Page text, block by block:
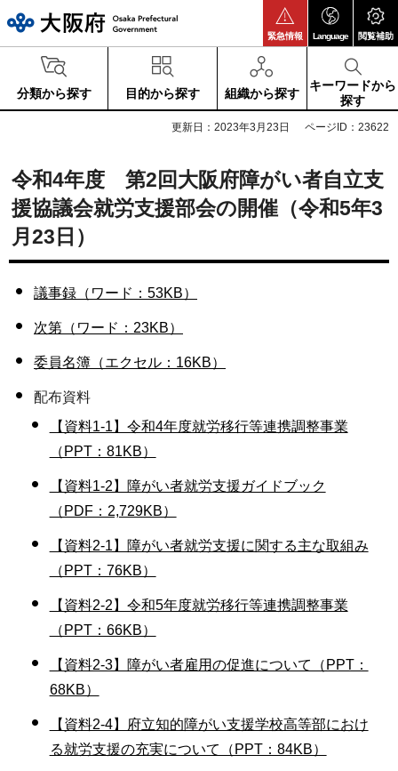
緊急情報 Language 閲覧補助
分類から探す 目的から探す 組織から探す
キーワードから
探す
更新日：2023年3月23日 ページID：23622
令和4年度 第2回大阪府障がい者自立支
援協議会就労支援部会の開催（令和5年3
月23日）
議事録（ワード：53KB）
次第（ワード：23KB）
委員名簿（エクセル：16KB）
配布資料
【資料1-1】令和4年度就労移行等連携調整事業
（PPT：81KB）
【資料1-2】障がい者就労支援ガイドブック
（PDF：2,729KB）
【資料2-1】障がい者就労支援に関する主な取組み
（PPT：76KB）
【資料2-2】令和5年度就労移行等連携調整事業
（PPT：66KB）
【資料2-3】障がい者雇用の促進について（PPT：
68KB）
【資料2-4】府立知的障がい支援学校高等部におけ
る就労支援の充実について（PPT：84KB）